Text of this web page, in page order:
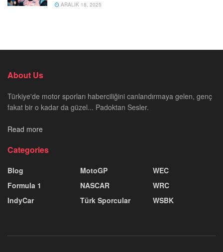
ARALIK 18, 2025
About Us
Türkiye'de motor sporları haberciliğini canlandırmaya gelen, genç
fakat bir o kadar da güzel... Padoktan Sesler.
Read more
Categories
Blog
Formula 1
IndyCar
MotoGP
NASCAR
Türk Sporcular
WEC
WRC
WSBK